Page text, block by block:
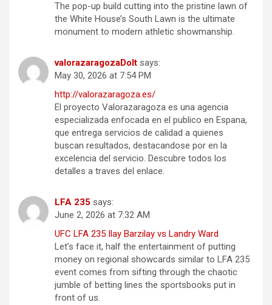
The pop-up build cutting into the pristine lawn of
the White House’s South Lawn is the ultimate
monument to modern athletic showmanship.
valorazaragozaDoIt says:
May 30, 2026 at 7:54 PM
http://valorazaragoza.es/
El proyecto Valorazaragoza es una agencia
especializada enfocada en el publico en Espana,
que entrega servicios de calidad a quienes
buscan resultados, destacandose por en la
excelencia del servicio. Descubre todos los
detalles a traves del enlace.
LFA 235 says:
June 2, 2026 at 7:32 AM
UFC LFA 235 Ilay Barzilay vs Landry Ward
Let’s face it, half the entertainment of putting
money on regional showcards similar to LFA 235
event comes from sifting through the chaotic
jumble of betting lines the sportsbooks put in
front of us.